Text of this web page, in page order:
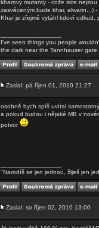
kharovy mutanty - cože sice
zasvěceným bude khar, alwarin...)
Khar je zřejmě vytáhl kdoví odkud,
I've seen things you people
the dark near the Tannhauser
Zaslal: pá říjen 01, 2010 21:27
osobně bych spíš uvítal
a pokud budou i nějaké MB v
potvor
"Narodíš se jen jednou, žiješ jen
Zaslal: so říjen 02, 2010 13:00